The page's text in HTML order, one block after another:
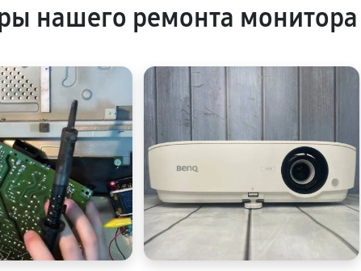
нашего ремонта монитора